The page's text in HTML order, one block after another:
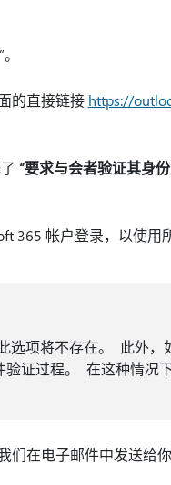
的直接链接 https://
“要求与会者验证其身份
365 帐户登录，以使用
选项将不存在。 此外，
证过程。 在这种情况
们在电子邮件中发送给